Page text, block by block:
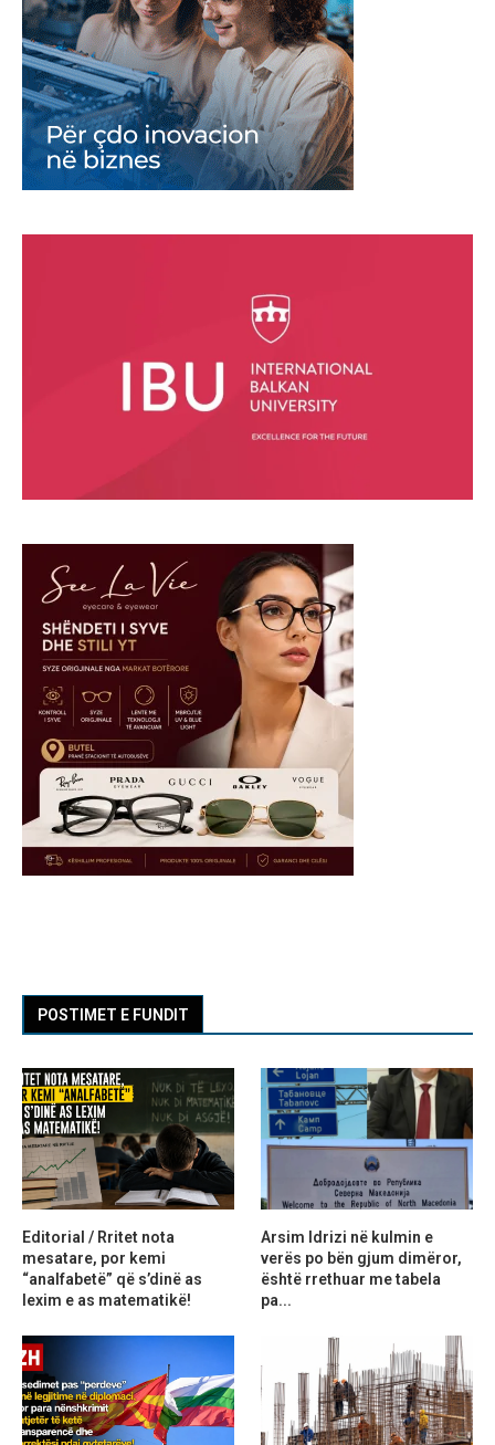
POSTIMET E FUNDIT
Editorial / Rritet nota
mesatare, por kemi
“analfabetë” që s’dinë as
lexim e as matematikë!
Arsim Idrizi në kulmin e
verës po bën gjum dimëror,
është rrethuar me tabela
pa...